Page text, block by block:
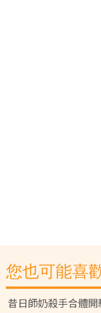
您也可能喜
昔日師奶殺手合體